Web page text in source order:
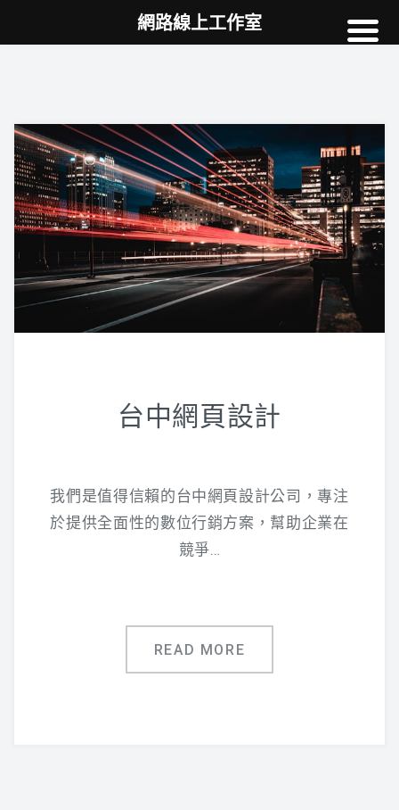
高雄網頁設計
網站SEO
NEWS
教學
AI
台中網頁設計
我們是值得信賴的台中網頁設計公司，專注
於提供全面性的數位行銷方案，幫助企業在
競爭…
READ MORE
網路線上工作室